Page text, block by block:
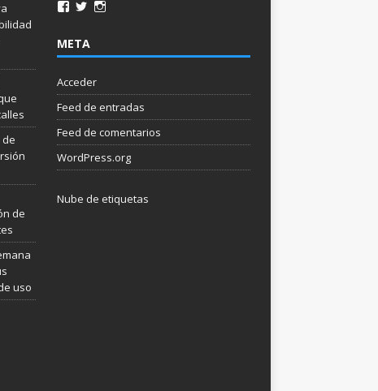
de
de
uso
META
Acceder
Feed de entradas
Feed de comentarios
WordPress.org
Nube de etiquetas